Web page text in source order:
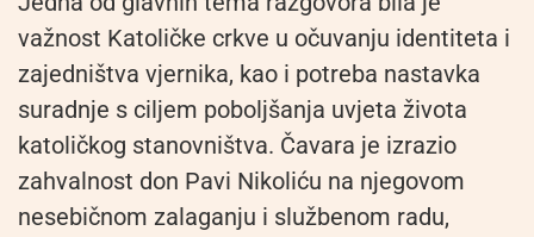
važnost Katoličke crkve u očuvanju identiteta i
zajedništva vjernika, kao i potreba nastavka
suradnje s ciljem poboljšanja uvjeta života
katoličkog stanovništva. Čavara je izrazio
zahvalnost don Pavi Nikoliću na njegovom
nesebičnom zalaganju i službenom radu,